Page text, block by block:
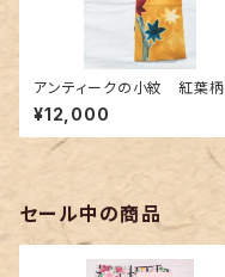
アンティークの小紋 紅葉柄
¥12,000
セール中の商品